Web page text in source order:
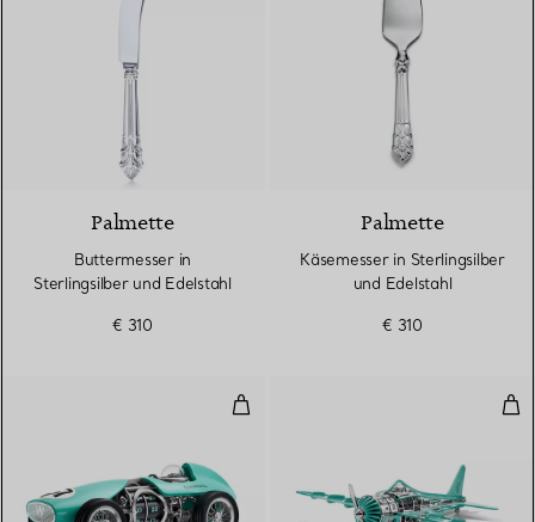
Palmette
Buttermesser in
Sterlingsilber und Edelstahl
€ 310
Palmette
Käsemesser in Sterlingsilber
und Edelstahl
€ 310
Rennauto-Uhr aus Aluminium